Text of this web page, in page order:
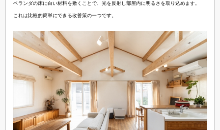
ベランダの床に白い材料を敷くことで、光を反射し部屋内に明るさを取り込めます。
これは比較的簡単にできる改善策の一つです。